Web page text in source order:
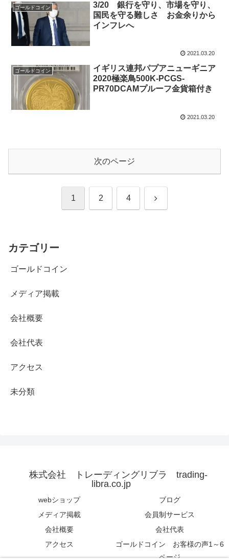
ゴールドコイン
3/20 銀行を守り、市場を守り、
国民を守る難しさ お金余りから
インフレへ
2021.03.20
ゴールドコイン
イギリス連邦パプアニューギニア
2020極楽鳥500K-PCGS-
PR70DCAMプルーフ金貨箱付き
2021.03.20
次のページ
1 2 4 次
カテゴリー
ゴールドコイン
メディア掲載
会社概要
会社代表
アクセス
未分類
株式会社 トレーディングリブラ trading-
libra.co.jp
webショップ
ブログ
メディア掲載
会員制サービス
会社概要
会社代表
アクセス
ゴールドコイン お客様の声1～6
ページ